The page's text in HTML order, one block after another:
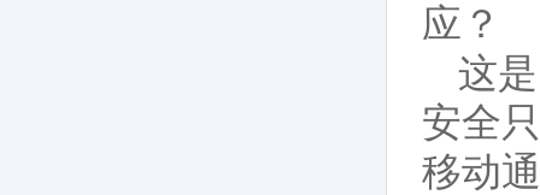
应？
这
安全
移动